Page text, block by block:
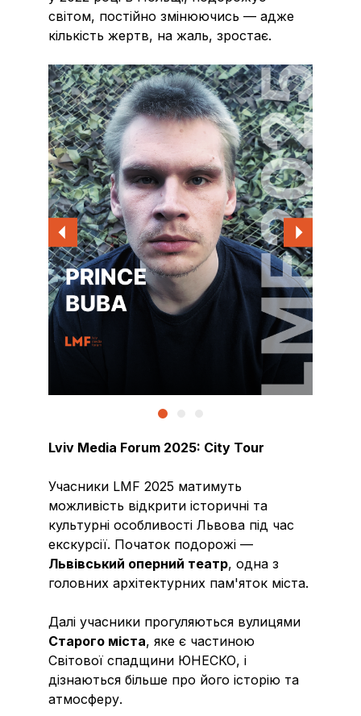
світом, постійно змінюючись — адже
кількість жертв, на жаль, зростає.
Lviv Media Forum 2025: City Tour
Учасники LMF 2025 матимуть
можливість відкрити історичні та
культурні особливості Львова під час
екскурсії. Початок подорожі —
Львівський оперний театр, одна з
головних архітектурних пам'яток міста.
Далі учасники прогуляються вулицями
Старого міста, яке є частиною
Світової спадщини ЮНЕСКО, і
дізнаються більше про його історію та
атмосферу.